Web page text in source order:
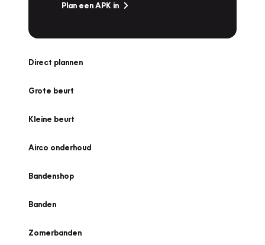
Plan een APK in
Direct plannen
Grote beurt
Kleine beurt
Airco onderhoud
Bandenshop
Banden
Zomerbanden